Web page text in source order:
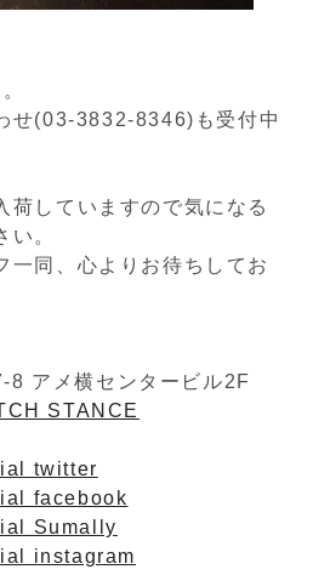
せ(03-3832-8346)も受付中
荷していますので気になる
い。
一同、心よりお待ちしてお
8 アメ横センタービル2F
STANCE
twitter
facebook
Sumally
instagram